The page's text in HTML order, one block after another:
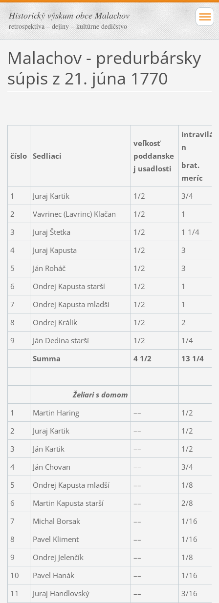
Historický výskum obce Malachov
retrospektíva – dejiny – kultúrne dedičstvo
Malachov - predurbársky
súpis z 21. júna 1770
číslo Sedliaci
veľkosť
poddanske
j usadlosti
intravilá
n
brat.
meríc
1
Juraj Kartik 1/2
3/4
2
Vavrinec (Lavrinc) Klačan 1/2
1
3
Juraj Štetka 1/2
1 1/4
4
Juraj Kapusta 1/2
3
5
Ján Roháč 1/2
3
6
Ondrej Kapusta starší 1/2
1
7
Ondrej Kapusta mladší 1/2
1
8
Ondrej Králik 1/2
2
9
Ján Dedina starší 1/2
1/4
Summa
4 1/2 13 1/4
Želiari s domom
1
Martin Haring ––
1/2
2
Juraj Kartik ––
1/2
3
Ján Kartik ––
1/2
4
Ján Chovan ––
3/4
5
Ondrej Kapusta mladší ––
1/8
6
Martin Kapusta starší ––
2/8
7
Michal Borsak ––
1/16
8
Pavel Kliment ––
1/16
9
Ondrej Jelenčík ––
1/8
10
Pavel Hanák ––
1/16
11
Juraj Handlovský ––
3/16